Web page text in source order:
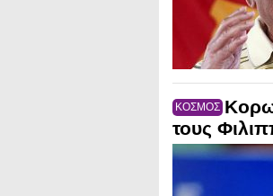
ΚΟΣΜΟΣ
τους